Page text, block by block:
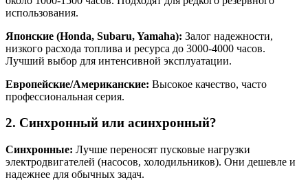
использования.
Японские (Honda, Subaru, Yamaha): Залог надежности,
низкого расхода топлива и ресурса до 3000-4000 часов.
Лучший выбор для интенсивной эксплуатации.
Европейские/Американские: Высокое качество, часто
профессиональная серия.
2. Синхронный или асинхронный?
Синхронные: Лучше переносят пусковые нагрузки
электродвигателей (насосов, холодильников). Они дешевле и
надежнее для обычных задач.